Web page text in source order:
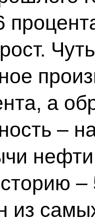
а
–
–
из